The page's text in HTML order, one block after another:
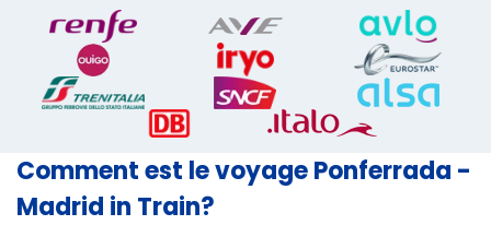
Comment est le voyage Ponferrada -
Madrid in Train?